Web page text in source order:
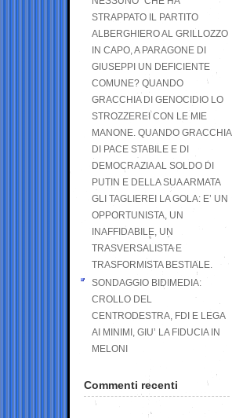
STRAPPATO IL PARTITO
ALBERGHIERO AL GRILLOZZO
IN CAPO, A PARAGONE DI
GIUSEPPI UN DEFICIENTE
COMUNE? QUANDO
GRACCHIA DI GENOCIDIO LO
STROZZEREI CON LE MIE
MANONE. QUANDO GRACCHIA
DI PACE STABILE E DI
DEMOCRAZIA AL SOLDO DI
PUTIN E DELLA SUA ARMATA
GLI TAGLIEREI LA GOLA: E’ UN
OPPORTUNISTA, UN
INAFFIDABILE, UN
TRASVERSALISTA E
TRASFORMISTA BESTIALE.
SONDAGGIO BIDIMEDIA:
CROLLO DEL
CENTRODESTRA, FDI E LEGA
AI MINIMI, GIU’ LA FIDUCIA IN
MELONI
Commenti recenti